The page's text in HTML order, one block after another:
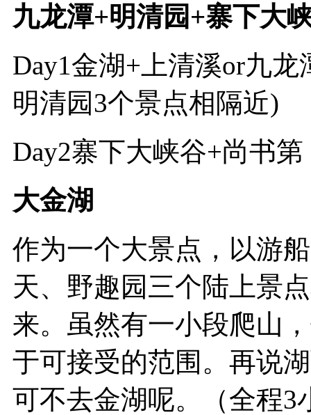
九龙潭+明清园+寨下大
Day1金湖+上清溪or九
明清园3个景点相隔近)
Day2寨下大峡谷+尚书第
大金湖
作为一个大景点，以游
天、野趣园三个陆上景
来。虽然有一小段爬山
于可接受的范围。再说
可不去金湖呢。（全程3